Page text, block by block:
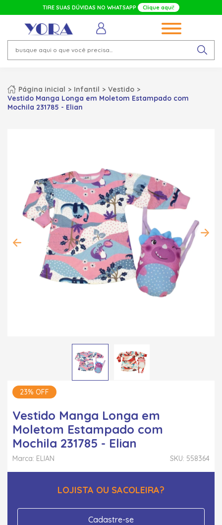
TIRE SUAS DÚVIDAS NO WHATSAPP Clique aqui!
Página inicial Infantil
Vestido
Vestido Manga Longa em Moletom Estampado com
Mochila 231785 - Elian
23% OFF
Vestido Manga Longa em
Moletom Estampado com
Mochila 231785 - Elian
SKU: 558364
Marca: ELIAN
LOJISTA OU SACOLEIRA?
Cadastre-se